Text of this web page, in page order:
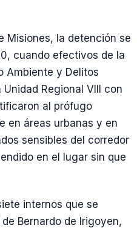
Misiones, la detención se
cuando efectivos de la
Ambiente y Delitos
Regional VIII con
al prófugo
en áreas urbanas y en
sensibles del corredor
en el lugar sin que
internos que se
Bernardo de Irigoyen,